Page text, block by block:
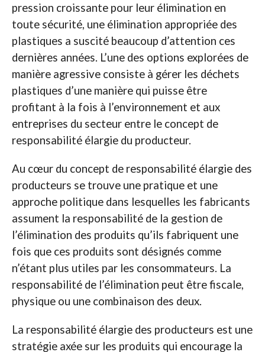
pression croissante pour leur élimination en
toute sécurité, une élimination appropriée des
plastiques a suscité beaucoup d’attention ces
dernières années. L’une des options explorées de
manière agressive consiste à gérer les déchets
plastiques d’une manière qui puisse être
profitant à la fois à l’environnement et aux
entreprises du secteur entre le concept de
responsabilité élargie du producteur.
Au cœur du concept de responsabilité élargie des
producteurs se trouve une pratique et une
approche politique dans lesquelles les fabricants
assument la responsabilité de la gestion de
l’élimination des produits qu’ils fabriquent une
fois que ces produits sont désignés comme
n’étant plus utiles par les consommateurs. La
responsabilité de l’élimination peut être fiscale,
physique ou une combinaison des deux.
La responsabilité élargie des producteurs est une
stratégie axée sur les produits qui encourage la